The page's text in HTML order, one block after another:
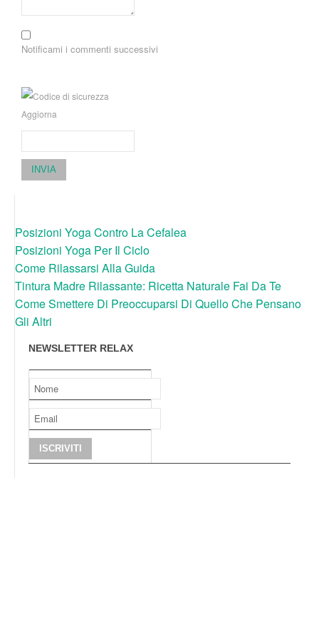
Notificami i commenti successivi
Aggiorna
INVIA
Posizioni Yoga Contro La Cefalea
Posizioni Yoga Per Il Ciclo
Come Rilassarsi Alla Guida
Tintura Madre Rilassante: Ricetta Naturale Fai Da Te
Come Smettere Di Preoccuparsi Di Quello Che Pensano
Gli Altri
NEWSLETTER RELAX